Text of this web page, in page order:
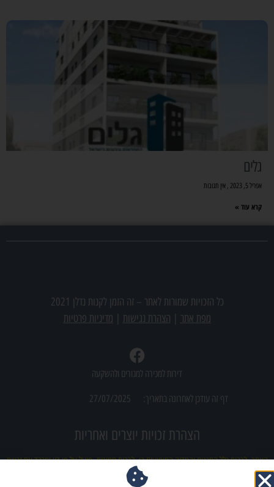
גלים
אפריל 5, 2023 אין תגובות
קרא עוד »
כל הזכויות שמורות לאתר –זה הזמן לקנות נדלן 2021
מפת אתר
הצהרת נגישות מדיניות פרטיות
דירות למכירה למגורים ולהשקעה
דף זה עודכן לאחרונה בתאריך: 27/07/2025
הצהרת זכויות יוצרים ואחריות
האתר, לרבות כלל התכנים והמדיה המופיעים בו, לרבות תמונות, פועל על פי דין ומכבד את זכויות
הקניין הרוחני של צדדים שלישיים. מובהר כי ייתכן ובטעות עלה לאתר תוכן (לרבות תמונות)